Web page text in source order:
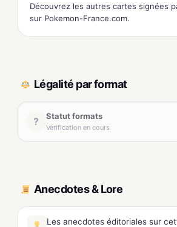
Découvrez les autres cartes signées
sur Pokemon-France.com.
Légalité par format
? Statut formats
Vérification en cours
Anecdotes & Lore
Les anecdotes éditoriales sur